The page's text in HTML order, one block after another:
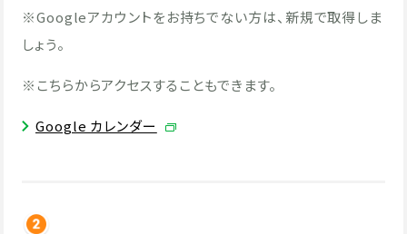
※Googleアカウントをお持ちでない方は、新規で取得しま
しょう。
※こちらからアクセスすることもできます。
Google カレンダー